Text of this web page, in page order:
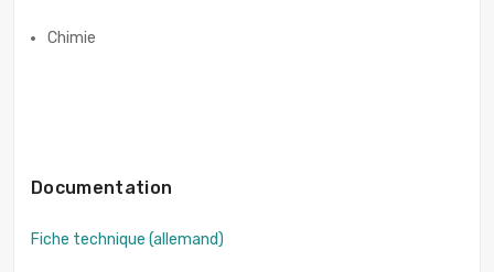
Chimie
Documentation
Fiche technique (allemand)